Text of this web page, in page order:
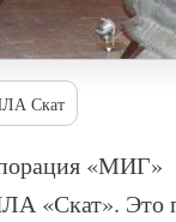
Скат
«МИГ»
«Скат». Это